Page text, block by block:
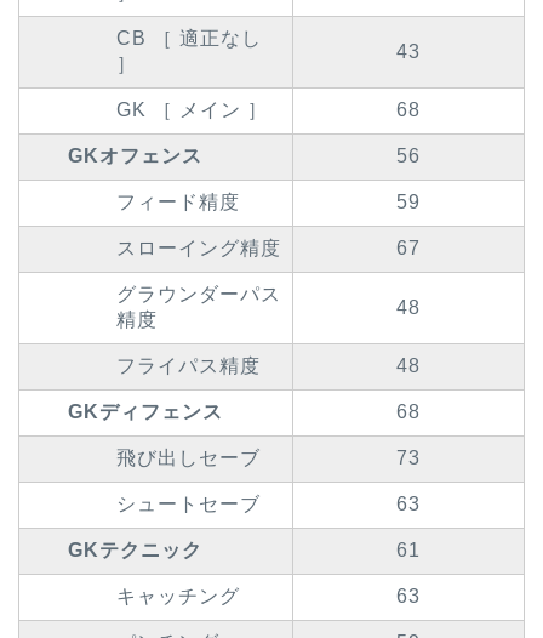
CB ［ 適正なし
］
43
GK ［ メイン ］ 68
GKオフェンス 56
フィード精度 59
スローイング精度 67
グラウンダーパス
精度
48
フライパス精度 48
GKディフェンス 68
飛び出しセーブ 73
シュートセーブ 63
GKテクニック 61
キャッチング 63